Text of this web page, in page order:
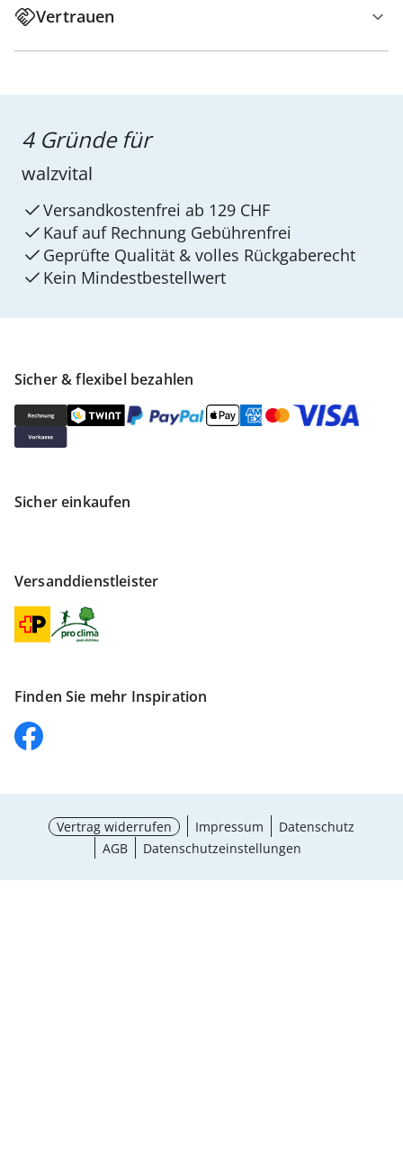
Vertrauen
Sicher & flexibel bezahlen
Sicher einkaufen
Versanddienstleister
Finden Sie mehr Inspiration
4 Gründe für
walzvital
Versandkostenfrei ab 129 CHF
Kauf auf Rechnung Gebührenfrei
Geprüfte Qualität & volles Rückgaberecht
Kein Mindest­bestellwert
Vertrag widerrufen Impressum
Datenschutz
AGB
Datenschutzeinstellungen